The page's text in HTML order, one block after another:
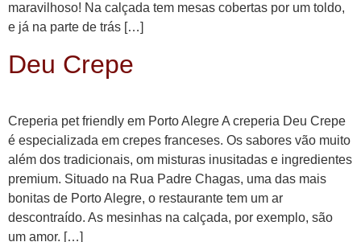
maravilhoso! Na calçada tem mesas cobertas por um toldo,
e já na parte de trás […]
Deu Crepe
Creperia pet friendly em Porto Alegre A creperia Deu Crepe
é especializada em crepes franceses. Os sabores vão muito
além dos tradicionais, om misturas inusitadas e ingredientes
premium. Situado na Rua Padre Chagas, uma das mais
bonitas de Porto Alegre, o restaurante tem um ar
descontraído. As mesinhas na calçada, por exemplo, são
um amor. […]